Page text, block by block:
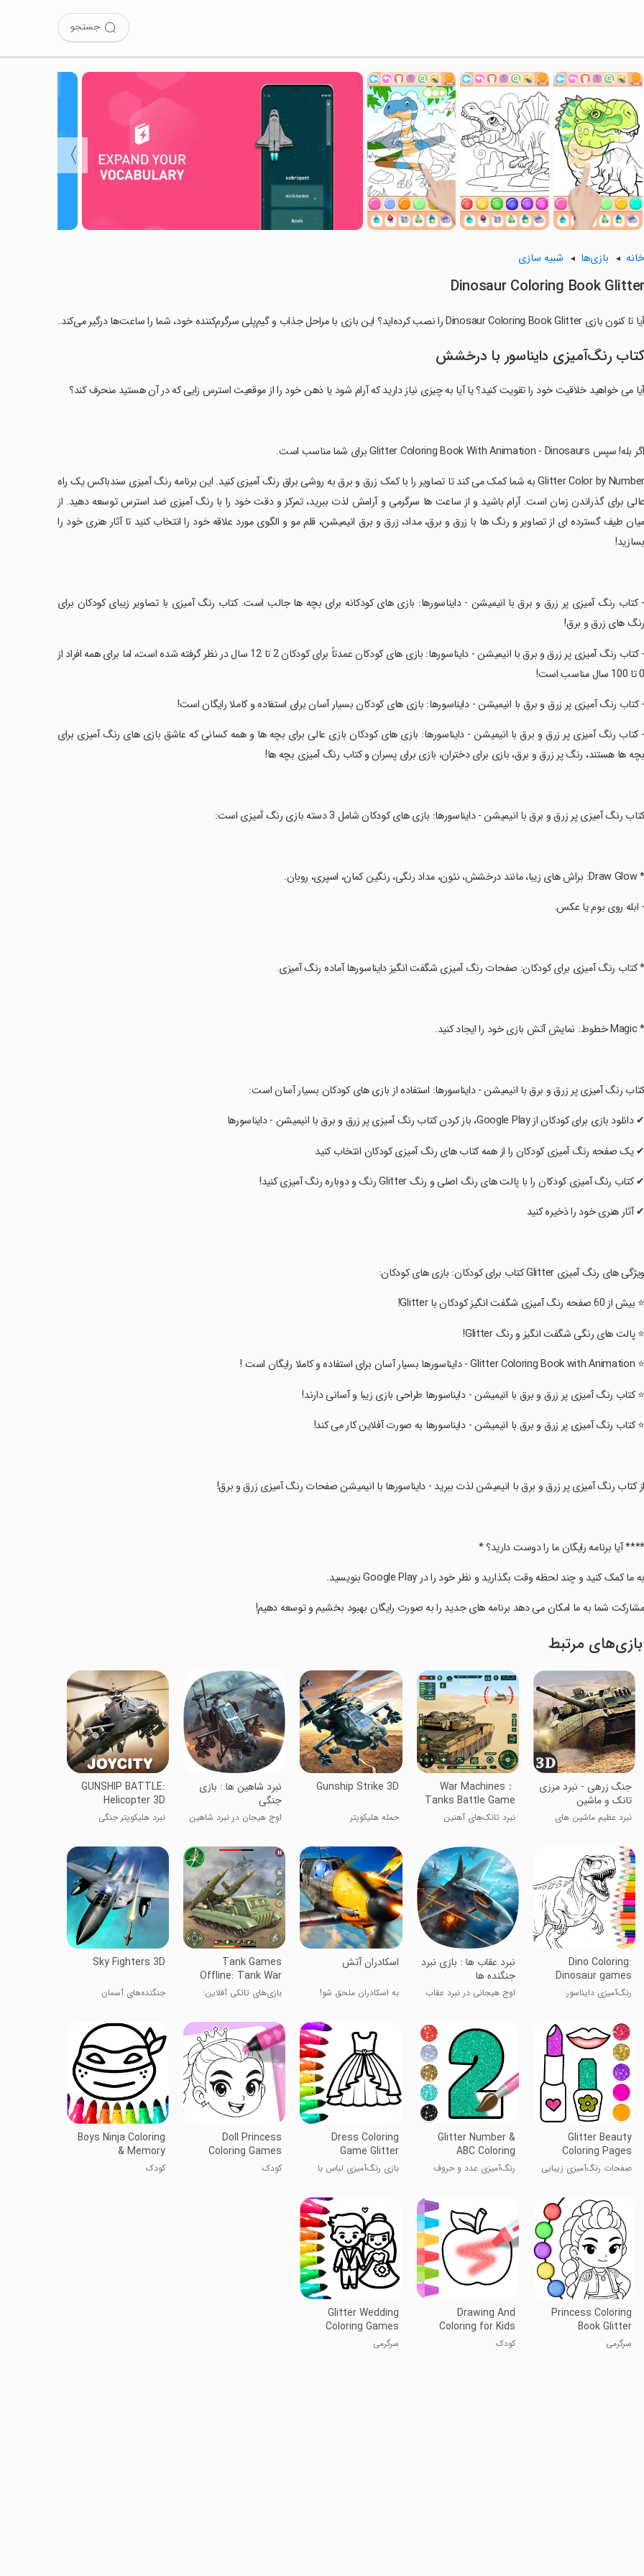
جستجو
〈
〉
خانه بازی‌ها شبیه سازی
Dinosaur Coloring Book Glitter
آیا تا کنون بازی Dinosaur Coloring Book Glitter را نصب کرده‌اید؟ این بازی با مراحل جذاب و گیم‌پلی سرگرم‌کننده خود، شما را ساعت‌ها درگیر می‌کند.
کتاب رنگ‌آمیزی دایناسور با درخشش
آیا می خواهید خلاقیت خود را تقویت کنید؟ یا آیا به چیزی نیاز دارید که آرام شود یا ذهن خود را از موقعیت استرس زایی که در آن هستید منحرف کند؟
‏اگر بله! سپس Glitter Coloring Book With Animation - Dinosaurs برای شما مناسب است.
‏Glitter Color by Number به شما کمک می کند تا تصاویر را با کمک زرق و برق به روشی براق رنگ آمیزی کنید. این برنامه رنگ آمیزی سندباکس یک راه
عالی برای گذراندن زمان است. آرام باشید و از ساعت ها سرگرمی و آرامش لذت ببرید، تمرکز و دقت خود را با رنگ آمیزی ضد استرس توسعه دهید. از
میان طیف گسترده ای از تصاویر و رنگ ها با زرق و برق، مداد، زرق و برق انیمیشن، قلم مو و الگوی مورد علاقه خود را انتخاب کنید تا آثار هنری خود را
بسازید!
‏- کتاب رنگ آمیزی پر زرق و برق با انیمیشن - دایناسورها: بازی های کودکانه برای بچه ها جالب است. کتاب رنگ آمیزی با تصاویر زیبای کودکان برای
رنگ های زرق و برق!
‏- کتاب رنگ آمیزی پر زرق و برق با انیمیشن - دایناسورها: بازی های کودکان عمدتاً برای کودکان 2 تا 12 سال در نظر گرفته شده است، اما برای همه افراد از
0 تا 100 سال مناسب است!
‏- کتاب رنگ آمیزی پر زرق و برق با انیمیشن - دایناسورها: بازی های کودکان بسیار آسان برای استفاده و کاملا رایگان است!
‏- کتاب رنگ آمیزی پر زرق و برق با انیمیشن - دایناسورها: بازی های کودکان بازی عالی برای بچه ها و همه کسانی که عاشق بازی های رنگ آمیزی برای
بچه ها هستند، رنگ پر زرق و برق، بازی برای دختران، بازی برای پسران و کتاب رنگ آمیزی بچه ها!
‏کتاب رنگ آمیزی پر زرق و برق با انیمیشن - دایناسورها: بازی های کودکان شامل 3 دسته بازی رنگ آمیزی است:
‏* Draw Glow: براش های زیبا، مانند درخشش، نئون، مداد رنگی، رنگین کمان، اسپری، روبان.
‏- ابله روی بوم یا عکس.
‏* کتاب رنگ آمیزی برای کودکان: صفحات رنگ آمیزی شگفت انگیز دایناسورها آماده رنگ آمیزی.
‏* Magic خطوط: نمایش آتش بازی خود را ایجاد کنید.
‏کتاب رنگ آمیزی پر زرق و برق با انیمیشن - دایناسورها: استفاده از بازی های کودکان بسیار آسان است:
‏✔ دانلود بازی برای کودکان از Google Play، باز کردن کتاب رنگ آمیزی پر زرق و برق با انیمیشن - دایناسورها
‏✔ یک صفحه رنگ آمیزی کودکان را از همه کتاب های رنگ آمیزی کودکان انتخاب کنید
‏✔ کتاب رنگ آمیزی کودکان را با پالت های رنگ اصلی و رنگ Glitter رنگ و دوباره رنگ آمیزی کنید!
‏✔ آثار هنری خود را ذخیره کنید
‏ویژگی های رنگ آمیزی Glitter کتاب برای کودکان: بازی های کودکان:
‏⭐ بیش از 60 صفحه رنگ آمیزی شگفت انگیز کودکان با Glitter!
‏⭐ پالت های رنگی شگفت انگیز و رنگ Glitter!
‏⭐ Glitter Coloring Book with Animation - دایناسورها بسیار آسان برای استفاده و کاملا رایگان است !
‏⭐ کتاب رنگ آمیزی پر زرق و برق با انیمیشن - دایناسورها طراحی بازی زیبا و آسانی دارند!
‏⭐ کتاب رنگ آمیزی پر زرق و برق با انیمیشن - دایناسورها به صورت آفلاین کار می کند!
‏از کتاب رنگ آمیزی پر زرق و برق با انیمیشن لذت ببرید - دایناسورها با انیمیشن صفحات رنگ آمیزی زرق و برق!
‏**** آیا برنامه رایگان ما را دوست دارید؟ *
‏به ما کمک کنید و چند لحظه وقت بگذارید و نظر خود را در Google Play بنویسید.
‏مشارکت شما به ما امکان می دهد برنامه های جدید را به صورت رایگان بهبود بخشیم و توسعه دهیم!
بازی‌های مرتبط
‏‏‏‏جنگ زرهی - نبرد مرزی
تانک و ماشین
نبرد عظیم ماشین های
War Machines：
Tanks Battle Game
نبرد تانک‌های آهنین
Gunship Strike 3D
حمله هلیکوپتر
نبرد شاهین ها : بازی
جنگی
اوج هیجان در نبرد شاهین
GUNSHIP BATTLE:
Helicopter 3D
نبرد هلیکوپتر جنگی
Dino Coloring:
Dinosaur games
رنگ‌آمیزی دایناسور:
نبرد عقاب ها : بازی نبرد
جنگنده ها
اوج هیجانی در نبرد عقاب
‏اسکادران آتش
به اسکادران ملحق شو!
Tank Games
Offline: Tank War
بازی‌های تانکی آفلاین:
Sky Fighters 3D
جنگنده‌های آسمان
Glitter Beauty
Coloring Pages
صفحات رنگ‌آمیزی زیبایی
Glitter Number &
ABC Coloring
رنگ‌آمیزی عدد و حروف
Dress Coloring
Game Glitter
بازی رنگ‌آمیزی لباس با
Doll Princess
Coloring Games
کودک
Boys Ninja Coloring
& Memory
کودک
Princess Coloring
Book Glitter
سرگرمی
Drawing And
Coloring for Kids
کودک
Glitter Wedding
Coloring Games
سرگرمی